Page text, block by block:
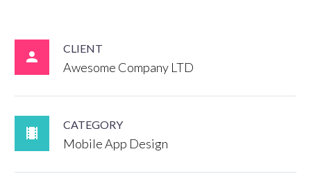

CLIENT
Awesome Company LTD

CATEGORY
Mobile App Design